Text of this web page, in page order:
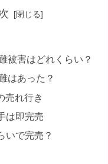
被害はどれくらい？
はあった？
売れ行き
は即完売
いで完売？